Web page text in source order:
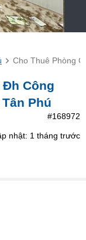
Cho Thuê Phòng
Đh Công
Phú
#168972
nhật: 1 tháng trước